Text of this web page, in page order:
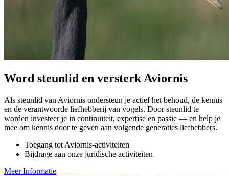
Word steunlid en versterk Aviornis
Als steunlid van Aviornis ondersteun je actief het behoud, de kennis
en de verantwoorde liefhebberij van vogels. Door steunlid te
worden investeer je in continuïteit, expertise en passie — en help je
mee om kennis door te geven aan volgende generaties liefhebbers.
Toegang tot Aviornis-activiteiten
Bijdrage aan onze juridische activiteiten
Meer Informatie